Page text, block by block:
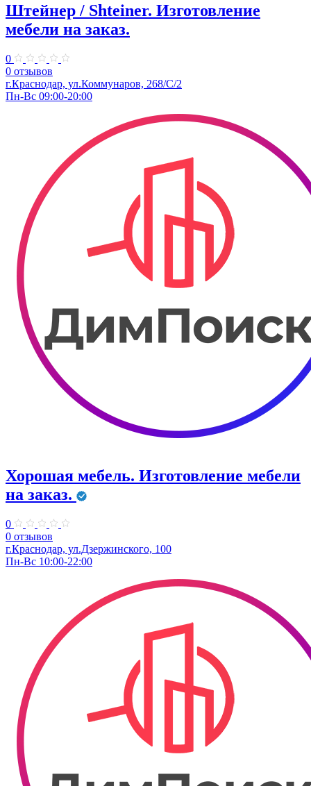
Штейнер / Shteiner. Изготовление
мебели на заказ.
0
0 отзывов
г.Краснодар, ул.Коммунаров, 268/С/2
Пн-Вс 09:00-20:00
Хорошая мебель. Изготовление мебели
на заказ.
0
0 отзывов
г.Краснодар, ул.Дзержинского, 100
Пн-Вс 10:00-22:00